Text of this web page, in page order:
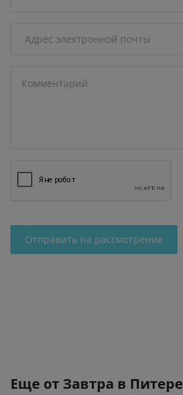
Отправить на рассмотрение
Еще от Завтра в Питере